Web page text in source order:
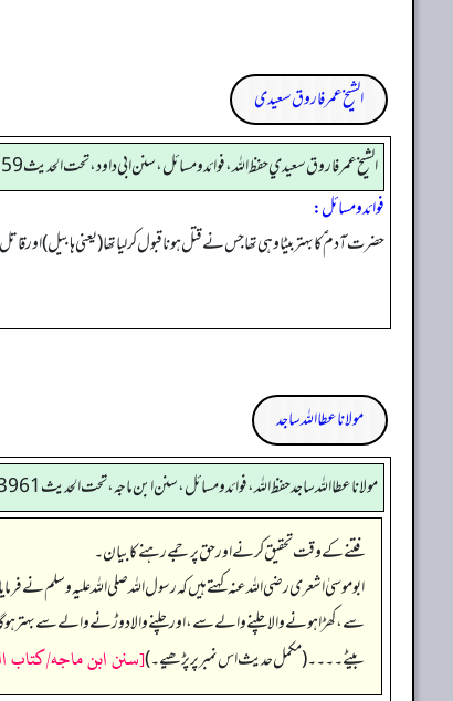
الشیخ عمر فاروق سعیدی
الشيخ عمر فاروق سعيدي حفظ الله، فوائد و مسائل، سنن ابي داود ، تحت الحديث 4259
فوائد ومسائل:
حضرت آدم ؑ کا بہتر بیٹا وہی تھا جس نے قتل ہونا قبول کر لیا تھا (یعنی ہابیل) اور
مولانا عطا اللہ ساجد
مولانا عطا الله ساجد حفظ الله، فوائد و مسائل، سنن ابن ماجه، تحت الحديث3961
فتنے کے وقت تحقیق کرنے اور حق پر جمے رہنے کا بیان۔
ابوموسیٰ اشعری رضی اللہ عنہ کہتے ہیں کہ رسول اللہ صلی اللہ علیہ وسلم نے
سے، کھڑا ہونے والا چلنے والے سے، اور چلنے والا دوڑنے والے سے بہتر ہو
بیٹے۔۔۔۔ (مکمل حدیث اس نمبر پر پڑھیے۔)[سنن ابن ماجه/كتاب